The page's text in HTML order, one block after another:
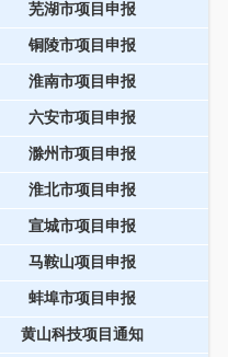
芜湖市项目申报
铜陵市项目申报
淮南市项目申报
六安市项目申报
滁州市项目申报
淮北市项目申报
宣城市项目申报
马鞍山项目申报
蚌埠市项目申报
黄山科技项目通知